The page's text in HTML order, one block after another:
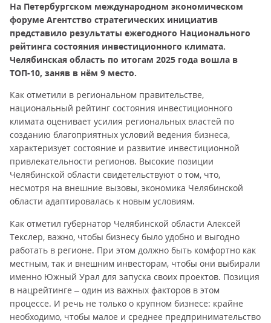
На Петербургском международном экономическом
форуме Агентство стратегических инициатив
представило результаты ежегодного Национального
рейтинга состояния инвестиционного климата.
Челябинская область по итогам 2025 года вошла в
ТОП-10, заняв в нём 9 место.
Как отметили в региональном правительстве,
национальный рейтинг состояния инвестиционного
климата оценивает усилия региональных властей по
созданию благоприятных условий ведения бизнеса,
характеризует состояние и развитие инвестиционной
привлекательности регионов. Высокие позиции
Челябинской области свидетельствуют о том, что,
несмотря на внешние вызовы, экономика Челябинской
области адаптировалась к новым условиям.
Как отметил губернатор Челябинской области Алексей
Текслер, важно, чтобы бизнесу было удобно и выгодно
работать в регионе. При этом должно быть комфортно как
местным, так и внешним инвесторам, чтобы они выбирали
именно Южный Урал для запуска своих проектов. Позиция
в нацрейтинге – один из важных факторов в этом
процессе. И речь не только о крупном бизнесе: крайне
необходимо, чтобы малое и среднее предпринимательство